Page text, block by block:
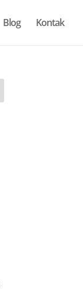
Blog Kontak